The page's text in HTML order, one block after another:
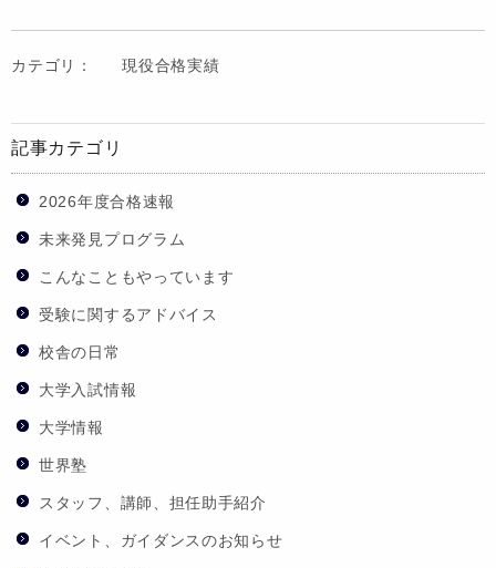
カテゴリ： 現役合格実績
記事カテゴリ
2026年度合格速報
未来発見プログラム
こんなこともやっています
受験に関するアドバイス
校舎の日常
大学入試情報
大学情報
世界塾
スタッフ、講師、担任助手紹介
イベント、ガイダンスのお知らせ